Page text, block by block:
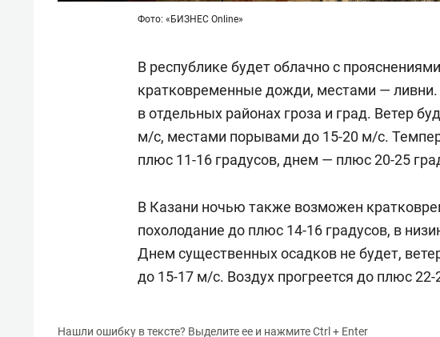
Фото: «БИЗНЕС Online»
В республике будет облачно с
кратковременные дожди, местами —
в отдельных районах гроза и град. Ветер
м/с, местами порывами до 15-20 м/с.
плюс 11-16 градусов, днем — плюс 20-25
В Казани ночью также возможен
похолодание до плюс 14-16 градусов, в
Днем существенных осадков не будет,
до 15-17 м/с. Воздух прогреется до плюс 22-
Нашли ошибку в тексте? Выделите ее и нажмите Ctrl + Enter